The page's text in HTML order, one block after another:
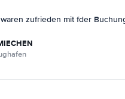
zufrieden mit fder